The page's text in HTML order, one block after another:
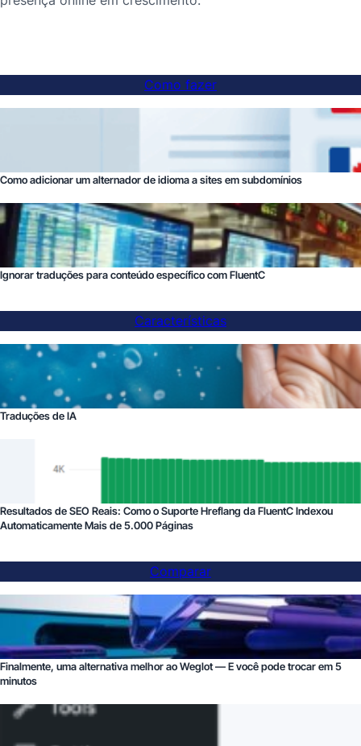
Como fazer
Como adicionar um alternador de idioma a sites em subdomínios
Ignorar traduções para conteúdo específico com FluentC
Características
Traduções de IA
Resultados de SEO Reais: Como o Suporte Hreflang da FluentC Indexou
Automaticamente Mais de 5.000 Páginas
Comparar
Finalmente, uma alternativa melhor ao Weglot — E você pode trocar em 5
minutos